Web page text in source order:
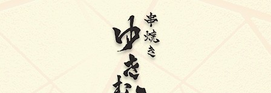
天白区平針の炭火焼き鳥【ゆき
むら】のブログ
【ゆきむら】のブログです